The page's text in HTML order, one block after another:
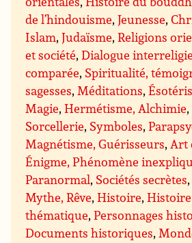
de l’hindouisme,Jeunesse,
Islam,Judaïsme,Religions
et société,Dialogue
comparée, Spiritualité,
sagesses, Méditations,
Magie,Hermétisme, Alchimie,
Sorcellerie, Symboles,
Magnétisme, Guérisseurs, Art
Énigme, Phénomène
Paranormal, Sociétés secrètes
Mythe, Rêve,Histoire,
thématique,Personnages
Documents historiques,